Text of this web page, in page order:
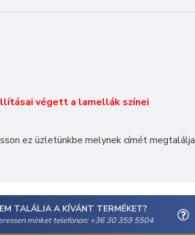
végett a lamellák színei
ez üzletünkbe melynek címét megtalálja
TALÁLJA A KÍVÁNT TERMÉKET?
minket telefonon: +36 30 359 5504